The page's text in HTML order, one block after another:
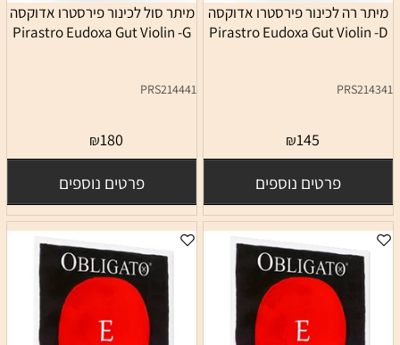
מיתר רה לכינור פירסטרו אדוקסה
Pirastro Eudoxa Gut Violin -D
PRS214341
₪145
פרטים נוספים
מיתר סול לכינור פירסטרו אדוקסה
Pirastro Eudoxa Gut Violin -G
PRS214441
₪180
פרטים נוספים